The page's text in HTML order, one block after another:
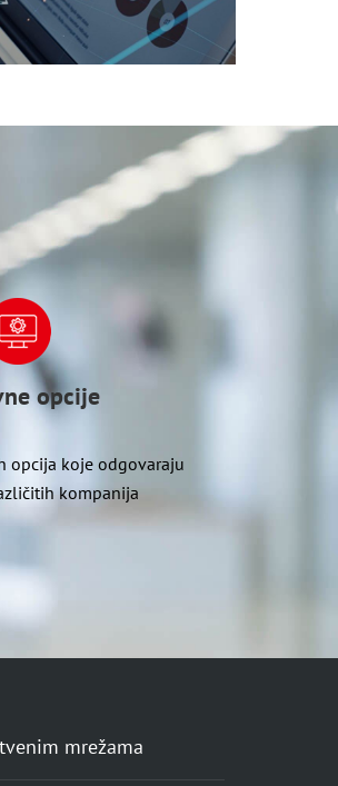
opcije
opcija koje odgovaraju
kompanija
mrežama